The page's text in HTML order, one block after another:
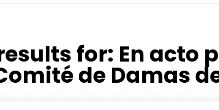
for: En acto
de Damas